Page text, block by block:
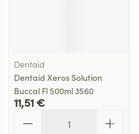
Dentaid
Dentaid Xeros Solution
Buccal Fl 500ml 3560
11,51 €